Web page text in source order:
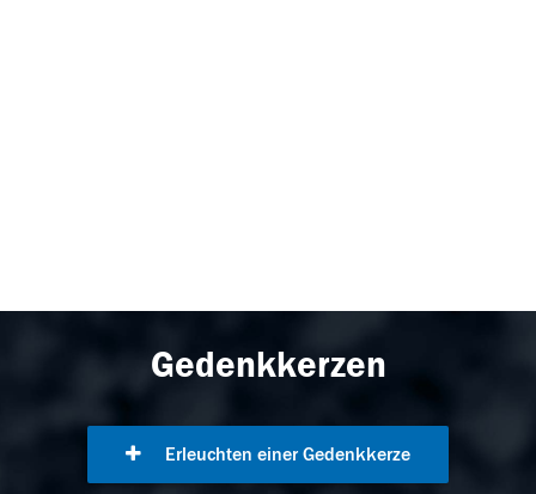
Gedenkkerzen
Erleuchten einer Gedenkkerze